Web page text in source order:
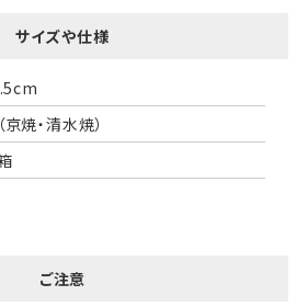
サイズや仕様
焼・清水焼）
ご注意